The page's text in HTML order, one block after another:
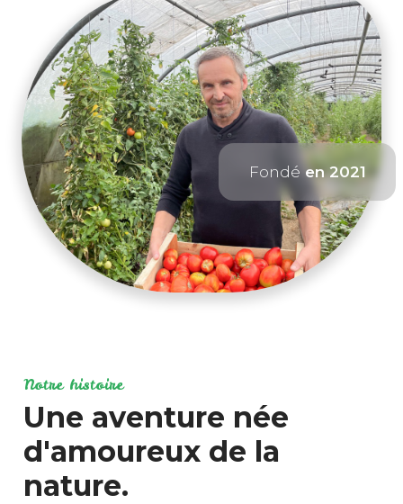
Fondé en 2021
Notre histoire
Une aventure née
d'amoureux de la
nature.